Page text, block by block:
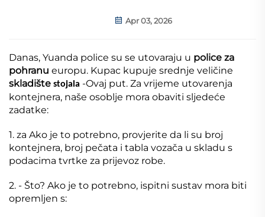
Apr 03, 2026
Danas, Yuanda police su se utovaraju u police za
pohranu europu. Kupac kupuje srednje veličine
skladište stojala -Ovaj put. Za vrijeme utovarenja
kontejnera, naše osoblje mora obaviti sljedeće
zadatke:
1. za Ako je to potrebno, provjerite da li su broj
kontejnera, broj pečata i tabla vozača u skladu s
podacima tvrtke za prijevoz robe.
2. - Što? Ako je to potrebno, ispitni sustav mora biti
opremljen s: